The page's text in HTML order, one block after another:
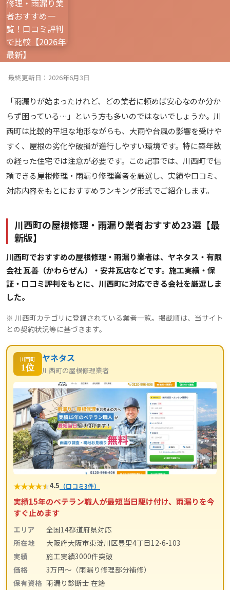
最終更新日：2026年6月3日
「雨漏りが始まったけれど、どの業者に頼めば安心なのか分か
らず困っている…」という方も多いのではないでしょうか。川
西町は比較的平坦な地形ながらも、大雨や台風の影響を受けや
すく、屋根の劣化や破損が進行しやすい環境です。特に築年数
の経った住宅では注意が必要です。この記事では、川西町で信
頼できる屋根修理・雨漏り修理業者を厳選し、実績や口コミ、
対応内容をもとにおすすめランキング形式でご紹介します。
川西町の屋根修理・雨漏り業者おすすめ23選【最
新版】
川西町でおすすめの屋根修理・雨漏り業者は、ヤネタス・有限
会社 瓦善（かわらぜん）・安井瓦店などです。施工実績・保
証・口コミ評判をもとに、川西町に対応できる会社を厳選しま
した。
※ 川西町カテゴリに登録されている業者一覧。掲載順は、当サイト
との契約状況等に基づきます。
川西町
1位
ヤネタス
川西町の屋根修理業者
★★★★★4.5 （口コミ3件）
実績15年のベテラン職人が最短当日駆け付け、雨漏りを今
すぐ止めます
エリア
全国14都道府県対応
所在地
大阪府大阪市東淀川区豊里4丁目12-6-103
実績
施工実績3000件突破
価格
3万円〜（雨漏り修理部分補修）
保有資格 雨漏り診断士 在籍